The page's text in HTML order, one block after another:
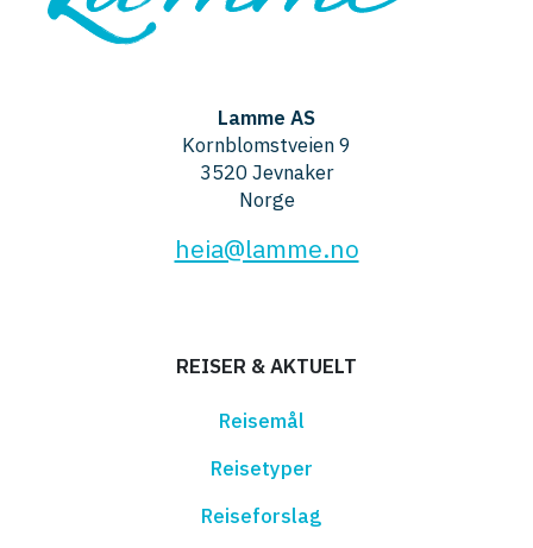
Lamme AS
Kornblomstveien 9
3520 Jevnaker
Norge
heia@lamme.no
REISER & AKTUELT
Reisemål
Reisetyper
Reiseforslag